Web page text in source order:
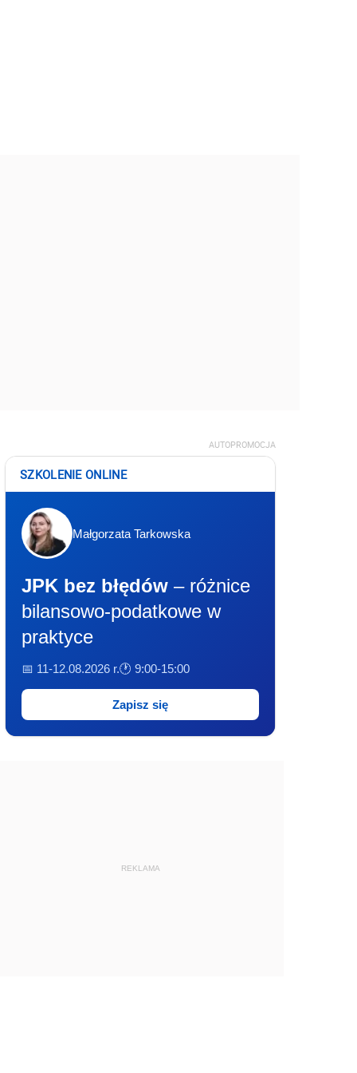
AUTOPROMOCJA
SZKOLENIE ONLINE
Małgorzata Tarkowska
JPK bez błędów – różnice
bilansowo-podatkowe w
praktyce
📅 11-12.08.2026 r.🕐 9:00-15:00
Zapisz się
REKLAMA